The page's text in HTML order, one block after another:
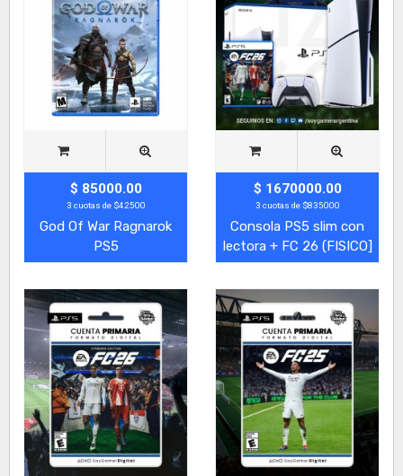
$ 85000.00
3 cuotas de $42500
God Of War Ragnarok
PS5
$ 1670000.00
3 cuotas de $835000
Consola PS5 slim con
lectora + FC 26 (FISICO]